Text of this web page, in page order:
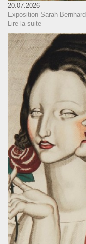
20.07.2026
Exposition Sarah
Lire la suite